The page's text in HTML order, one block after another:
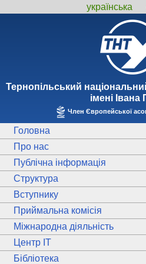
українська
Тернопiльський
iменi Iвана
Член Європейської
Головна
Про нас
Публічна інформація
Структура
Вступнику
Приймальна комісія
Міжнародна діяльність
Центр ІТ
Бібліотека